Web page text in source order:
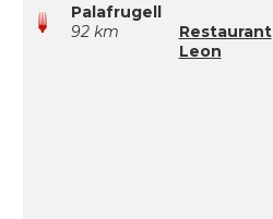
Palafrugell
92 km
Restaurant
Leon